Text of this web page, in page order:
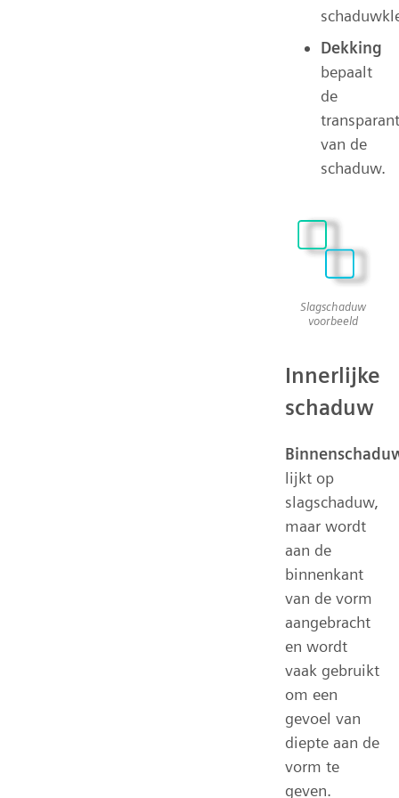
Dekking
bepaalt
de
van de
schaduw.
Slagschaduw
voorbeeld
Innerlijke
schaduw
lijkt op
slagschaduw,
maar wordt
aan de
binnenkant
van de vorm
aangebracht
en wordt
vaak gebruikt
om een
gevoel van
diepte aan de
vorm te
geven.